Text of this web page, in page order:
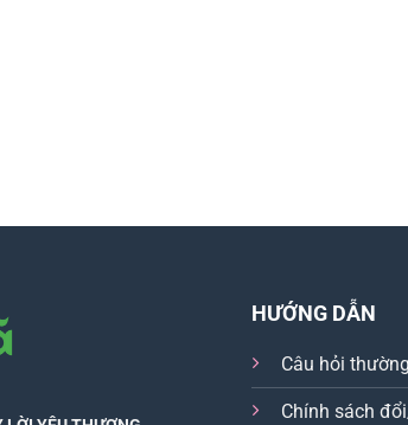
HƯỚNG DẪN
Câu hỏi
Chính sách